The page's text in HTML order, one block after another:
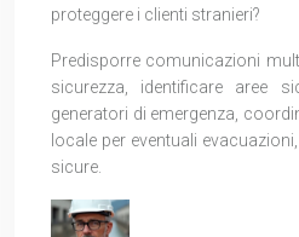
proteggere i clienti stranieri?
Predisporre comunicazioni
sicurezza, identificare aree
generatori di emergenza,
locale per eventuali
sicure.